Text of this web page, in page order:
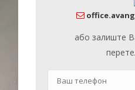
або залиште